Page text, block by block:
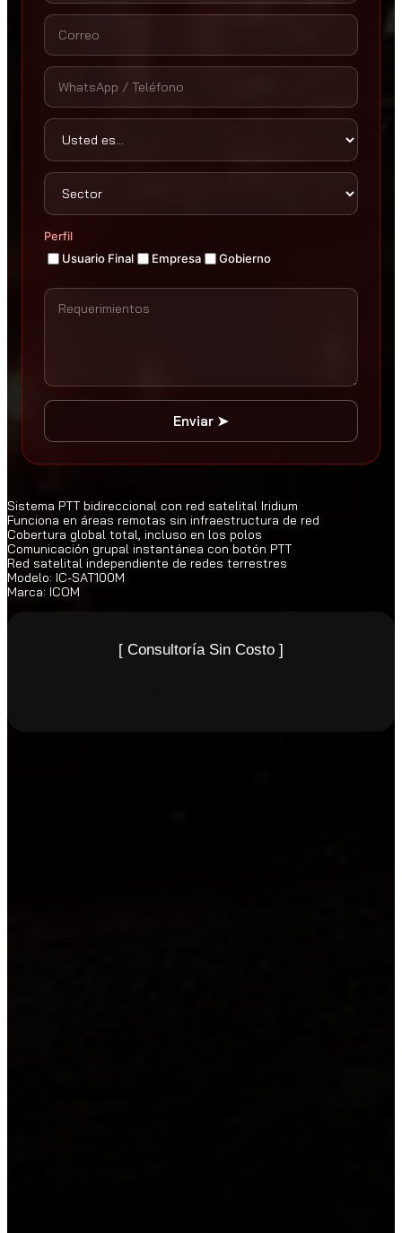
Perfil
Usuario Final Empresa Gobierno
Enviar ➤
Sistema PTT bidireccional con red satelital Iridium
Funciona en áreas remotas sin infraestructura de red
Cobertura global total, incluso en los polos
Comunicación grupal instantánea con botón PTT
Red satelital independiente de redes terrestres
Modelo: IC-SAT100M
Marca: ICOM
[ Consultoría Sin Costo ]